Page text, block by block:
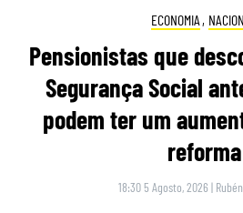
ECONOMIA ,
Pensionistas que
Segurança Social
podem ter um
reforma
18:30 5 Agosto, 2026 |